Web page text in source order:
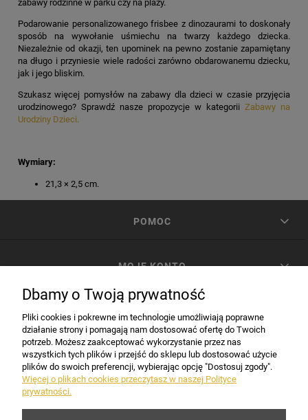
zabawy rodzinne w parku czy na plaży.
Podarowanie personalizowanego frisbee z dinozaurami to doskonały
sposób na wywołanie uśmiechu na twarzy każdego dziecka.
Niezależnie od okazji, ten upominek na pewno zostanie zapamiętany
na długo i przyniesie wiele radości zarówno obdarowanemu dziecku,
jak i jego bliskim.
Szukasz więcej pomysłów na zabawy dla dzieci w czasie przyjęcia
urodzinowego? Sprawdź nasze propozycje w kategorii Zabawy na
Urodziny Dzieci.
Wymiary:
21,3 × 2,5 cm.
POMOC
MOJE KONTO
INFORMACJE
Dbamy o Twoją prywatność
Pliki cookies i pokrewne im technologie umożliwiają poprawne
działanie strony i pomagają nam dostosować ofertę do Twoich
potrzeb. Możesz zaakceptować wykorzystanie przez nas
wszystkich tych plików i przejść do sklepu lub dostosować użycie
plików do swoich preferencji, wybierając opcję "Dostosuj zgody".
Więcej o plikach cookies przeczytasz w naszej Polityce
prywatności.